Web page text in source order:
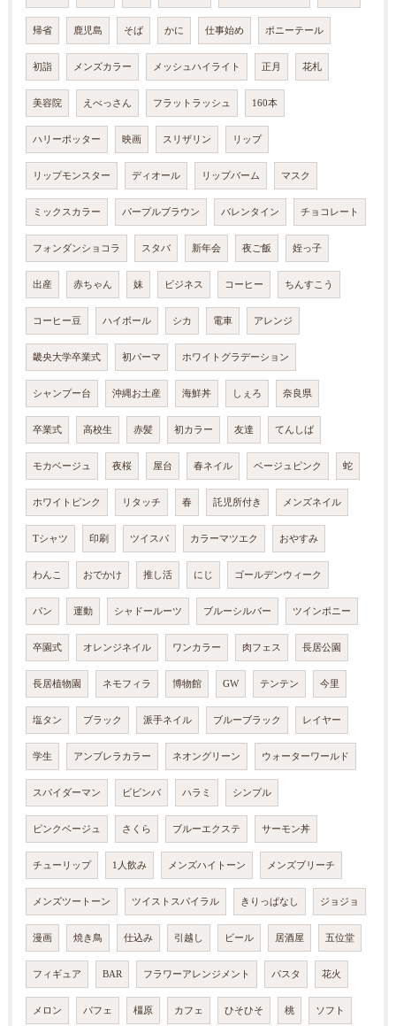
帰省 鹿児島 そば かに 仕事始め ポニーテール
初詣 メンズカラー メッシュハイライト 正月 花札
美容院 えべっさん フラットラッシュ 160本
ハリーポッター 映画 スリザリン リップ
リップモンスター ディオール リップバーム マスク
ミックスカラー パープルブラウン バレンタイン チョコレート
フォンダンショコラ スタバ 新年会 夜ご飯 姪っ子
出産 赤ちゃん 妹 ビジネス コーヒー ちんすこう
コーヒー豆 ハイボール シカ 電車 アレンジ
畿央大学卒業式 初パーマ ホワイトグラデーション
シャンプー台 沖縄お土産 海鮮丼 しぇろ 奈良県
卒業式 高校生 赤髪 初カラー 友達 てんしば
モカベージュ 夜桜 屋台 春ネイル ベージュピンク 蛇
ホワイトピンク リタッチ 春 託児所付き メンズネイル
Tシャツ 印刷 ツイスパ カラーマツエク おやすみ
わんこ おでかけ 推し活 にじ ゴールデンウィーク
パン 運動 シャドールーツ ブルーシルバー ツインポニー
卒園式 オレンジネイル ワンカラー 肉フェス 長居公園
長居植物園 ネモフィラ 博物館 GW テンテン 今里
塩タン ブラック 派手ネイル ブルーブラック レイヤー
学生 アンブレラカラー ネオングリーン ウォーターワールド
スパイダーマン ビビンバ ハラミ シンプル
ピンクベージュ さくら ブルーエクステ サーモン丼
チューリップ 1人飲み メンズハイトーン メンズブリーチ
メンズツートーン ツイストスパイラル きりっぱなし ジョジョ
漫画 焼き鳥 仕込み 引越し ビール 居酒屋 五位堂
フィギュア BAR フラワーアレンジメント パスタ 花火
メロン パフェ 橿原 カフェ ひそひそ 桃 ソフト